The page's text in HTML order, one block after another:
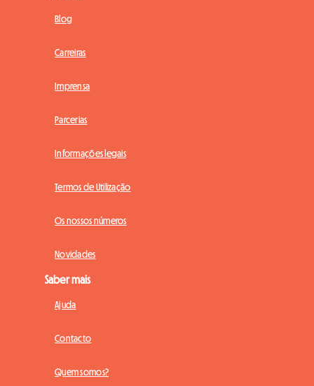
Blog
Carreiras
Imprensa
Parcerias
Informações legais
Termos de Utilização
Os nossos números
Novidades
Saber mais
Ajuda
Contacto
Quem somos?